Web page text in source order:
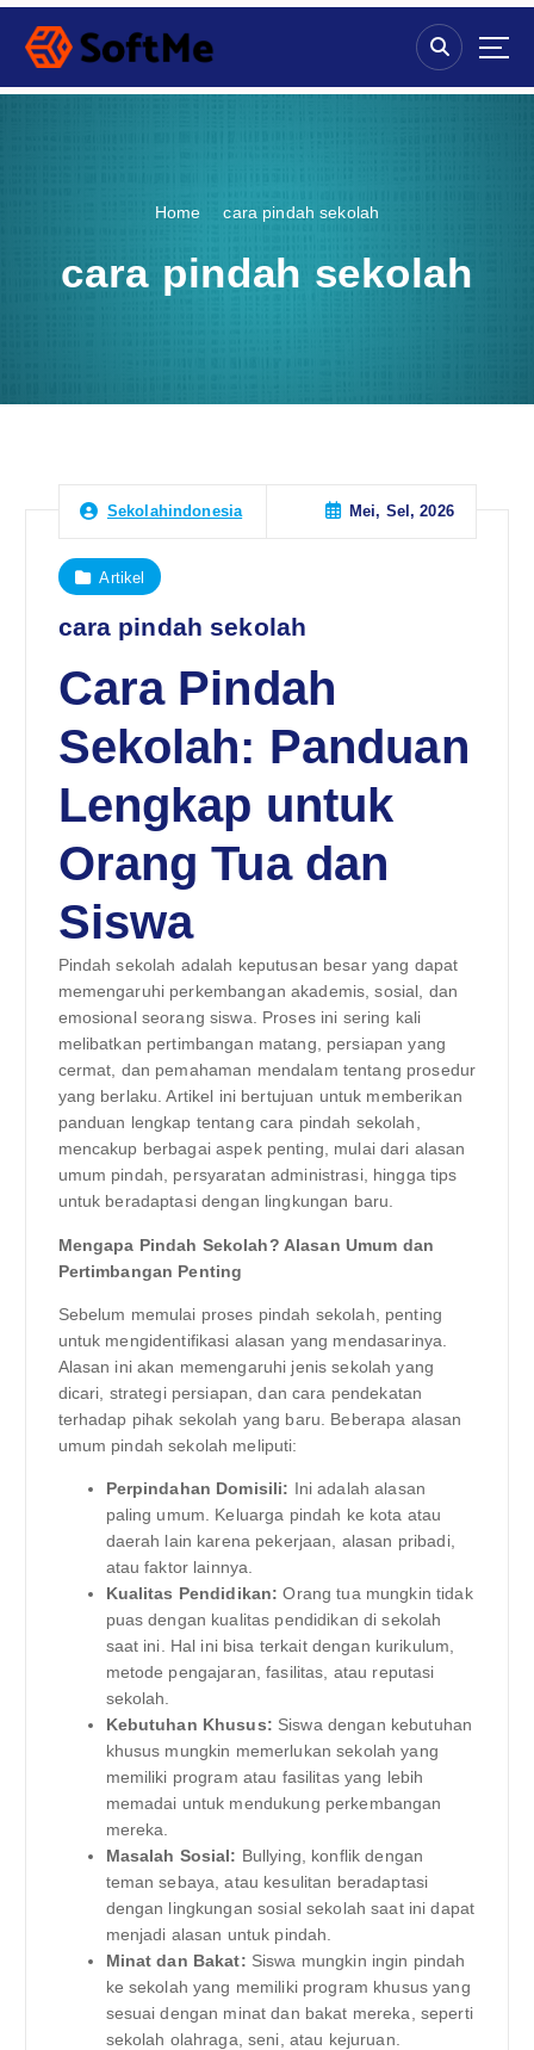
S
p
Home cara pindah sekolah
cara pindah sekolah
Sekolahindonesia Mei, Sel, 2026
Artikel
cara pindah sekolah
Cara Pindah
Sekolah: Panduan
Lengkap untuk
Orang Tua dan
Siswa
Pindah sekolah adalah keputusan besar yang dapat
memengaruhi perkembangan akademis, sosial, dan
emosional seorang siswa. Proses ini sering kali
melibatkan pertimbangan matang, persiapan yang
cermat, dan pemahaman mendalam tentang prosedur
yang berlaku. Artikel ini bertujuan untuk memberikan
panduan lengkap tentang cara pindah sekolah,
mencakup berbagai aspek penting, mulai dari alasan
umum pindah, persyaratan administrasi, hingga tips
untuk beradaptasi dengan lingkungan baru.
Mengapa Pindah Sekolah? Alasan Umum dan
Pertimbangan Penting
Sebelum memulai proses pindah sekolah, penting
untuk mengidentifikasi alasan yang mendasarinya.
Alasan ini akan memengaruhi jenis sekolah yang
dicari, strategi persiapan, dan cara pendekatan
terhadap pihak sekolah yang baru. Beberapa alasan
umum pindah sekolah meliputi:
Perpindahan Domisili: Ini adalah alasan
paling umum. Keluarga pindah ke kota atau
daerah lain karena pekerjaan, alasan pribadi,
atau faktor lainnya.
Kualitas Pendidikan: Orang tua mungkin tidak
puas dengan kualitas pendidikan di sekolah
saat ini. Hal ini bisa terkait dengan kurikulum,
metode pengajaran, fasilitas, atau reputasi
sekolah.
Kebutuhan Khusus: Siswa dengan kebutuhan
khusus mungkin memerlukan sekolah yang
memiliki program atau fasilitas yang lebih
memadai untuk mendukung perkembangan
mereka.
Masalah Sosial: Bullying, konflik dengan
teman sebaya, atau kesulitan beradaptasi
dengan lingkungan sosial sekolah saat ini dapat
menjadi alasan untuk pindah.
Minat dan Bakat: Siswa mungkin ingin pindah
ke sekolah yang memiliki program khusus yang
sesuai dengan minat dan bakat mereka, seperti
sekolah olahraga, seni, atau kejuruan.